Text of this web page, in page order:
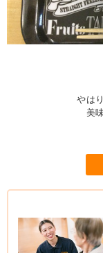
やは
美